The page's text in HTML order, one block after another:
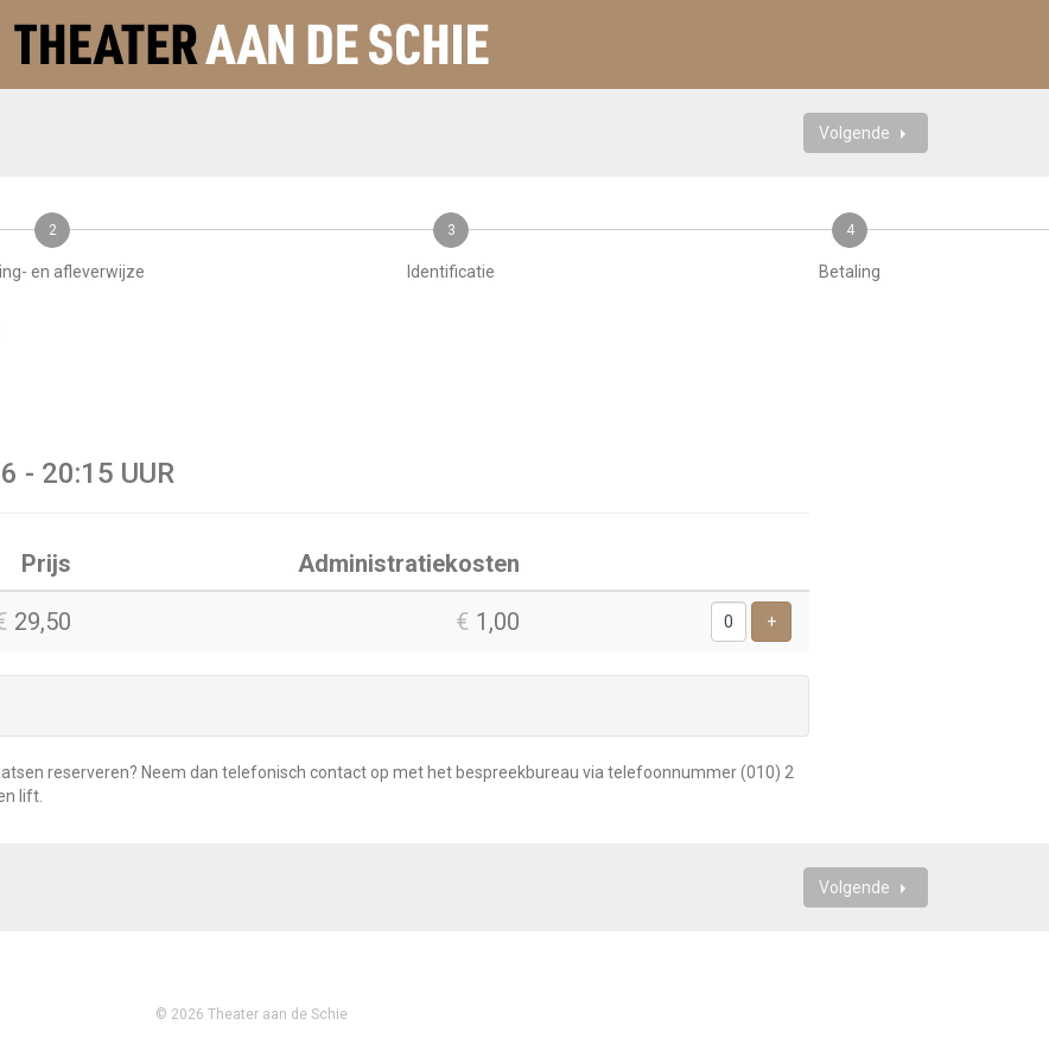
Volgende
2
en afleverwijze
3
Identificatie
4
Betaling
- 20:15 UUR
Prijs Administratiekosten
29,50 € 1,00 +Voeg ticket toe
reserveren? Neem dan telefonisch contact op met het bespreekbureau via telefoonnummer(010) 2
lift.
Volgende
© 2026 Theater aan de Schie